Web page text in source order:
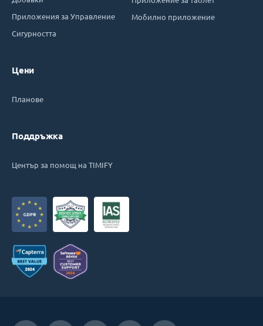
Приложения за Управление
Сигурността
Цени
Планове
Поддръжка
Център за помощ на TIMIFY
Мобилно приложение